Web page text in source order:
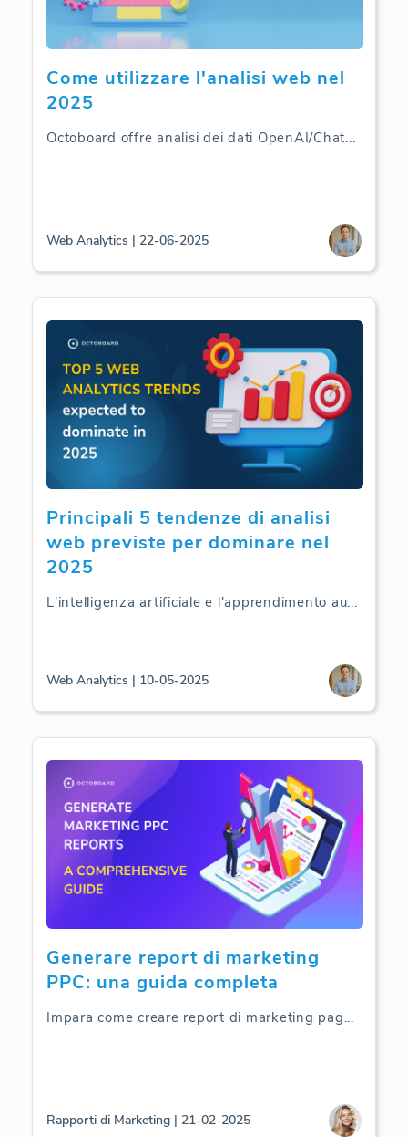
Come utilizzare l'analisi web nel
2025
Octoboard offre analisi dei dati OpenAI/Chat...
Web Analytics | 22-06-2025
Principali 5 tendenze di analisi
web previste per dominare nel
2025
L'intelligenza artificiale e l'apprendimento au...
Web Analytics | 10-05-2025
Generare report di marketing
PPC: una guida completa
Impara come creare report di marketing pag...
Rapporti di Marketing | 21-02-2025